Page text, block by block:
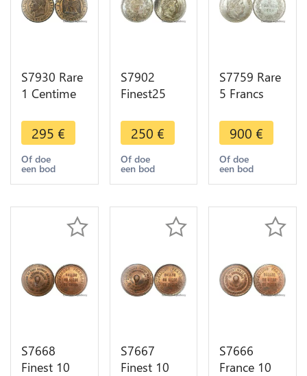
S7930 Rare
1 Centime
1870 A
Paris PCGS
MS63 RB ->
Faire Offre
295 €
Of doe
een bod
S7902
Finest25
Louis-
Philippe I
1847 A
Paris PCGS
Argent
250 €
Of doe
een bod
S7759 Rare
5 Francs
Philippe
1834 La
Rochelle
PCGS MS62
900 €
Of doe
een bod
S7668
Finest 10
S7667
Finest 10
S7666
France 10